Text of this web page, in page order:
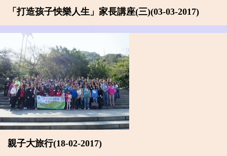
「打造孩子怏樂人生」家長講座(三)(03-03-2017)
親子大旅行(18-02-2017)